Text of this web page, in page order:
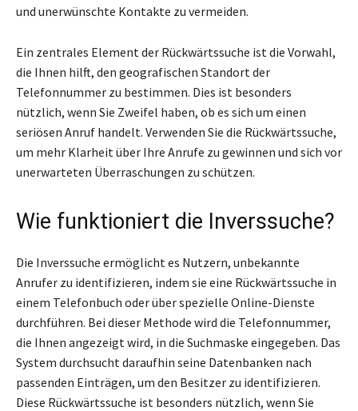
und unerwünschte Kontakte zu vermeiden.
Ein zentrales Element der Rückwärtssuche ist die Vorwahl,
die Ihnen hilft, den geografischen Standort der
Telefonnummer zu bestimmen. Dies ist besonders
nützlich, wenn Sie Zweifel haben, ob es sich um einen
seriösen Anruf handelt. Verwenden Sie die Rückwärtssuche,
um mehr Klarheit über Ihre Anrufe zu gewinnen und sich vor
unerwarteten Überraschungen zu schützen.
Wie funktioniert die Inverssuche?
Die Inverssuche ermöglicht es Nutzern, unbekannte
Anrufer zu identifizieren, indem sie eine Rückwärtssuche in
einem Telefonbuch oder über spezielle Online-Dienste
durchführen. Bei dieser Methode wird die Telefonnummer,
die Ihnen angezeigt wird, in die Suchmaske eingegeben. Das
System durchsucht daraufhin seine Datenbanken nach
passenden Einträgen, um den Besitzer zu identifizieren.
Diese Rückwärtssuche ist besonders nützlich, wenn Sie